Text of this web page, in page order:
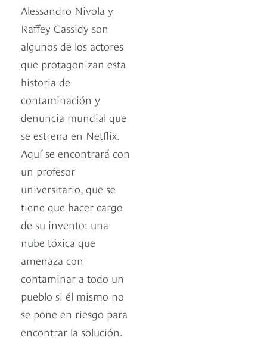
Alessandro Nivola y
Raffey Cassidy son
algunos de los actores
que protagonizan esta
historia de
contaminación y
denuncia mundial que
se estrena en Netflix.
Aquí se encontrará con
un profesor
universitario, que se
tiene que hacer cargo
de su invento: una
nube tóxica que
amenaza con
contaminar a todo un
pueblo si él mismo no
se pone en riesgo para
encontrar la solución.